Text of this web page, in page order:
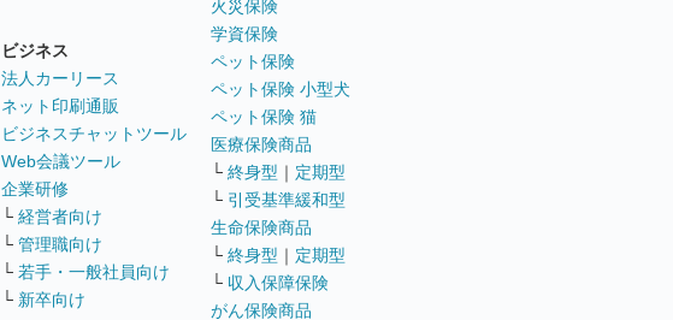
ビジネス
法人カーリース
ネット印刷通販
ビジネスチャットツール
Web会議ツール
企業研修
└ 経営者向け
└ 管理職向け
└ 若手・一般社員向け
└ 新卒向け
火災保険
学資保険
ペット保険
ペット保険 小型犬
ペット保険 猫
医療保険商品
└ 終身型 ｜ 定期型
└ 引受基準緩和型
生命保険商品
└ 終身型 ｜ 定期型
└ 収入保障保険
がん保険商品